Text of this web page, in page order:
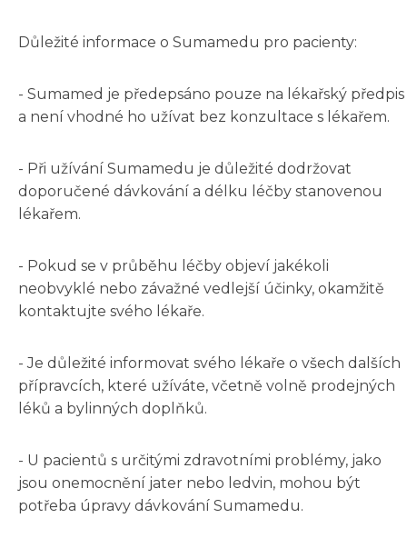
Důležité informace o Sumamedu pro pacienty:
- Sumamed je předepsáno pouze na lékařský předpis
a není vhodné ho užívat bez konzultace s lékařem.
- Při užívání Sumamedu je důležité dodržovat
doporučené dávkování a délku léčby stanovenou
lékařem.
- Pokud se v průběhu léčby objeví jakékoli
neobvyklé nebo závažné vedlejší účinky, okamžitě
kontaktujte svého lékaře.
- Je důležité informovat svého lékaře o všech dalších
přípravcích, které užíváte, včetně volně prodejných
léků a bylinných doplňků.
- U pacientů s určitými zdravotními problémy, jako
jsou onemocnění jater nebo ledvin, mohou být
potřeba úpravy dávkování Sumamedu.